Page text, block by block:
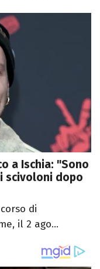
a Ischia: "Sono
scivoloni dopo
di
il 2 ago...